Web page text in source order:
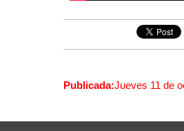
Publicada:Jueves 11 de